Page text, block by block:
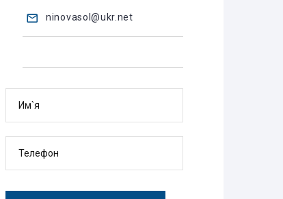
ninovasol@ukr.net
Им`я
Телефон